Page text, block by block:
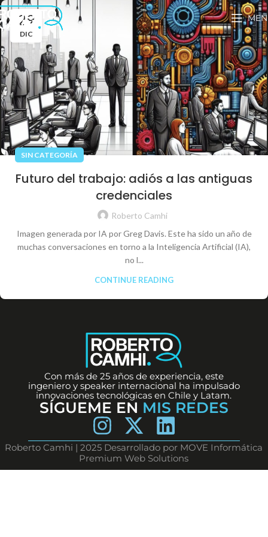
29
DIC
SIN CATEGORÍA
Futuro del trabajo: adiós a las antiguas
credenciales
Roberto Camhi
Imagen generada por IA por Greg Davis. Este ha sido un año de
muchas conversaciones en torno a la Inteligencia Artificial (IA),
no l...
CONTINUE READING
Con más de 25 años de experiencia, este
ingeniero y speaker internacional ha impulsado
innovaciones tecnológicas en Chile y Latam.
SÍGUEME EN MIS REDES
Roberto Camhi | 2025 Desarrollado por MOVE Informática
Premium Web Solutions